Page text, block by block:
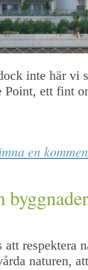
inte här vi
Point, ett fint
en
respektera
naturen,